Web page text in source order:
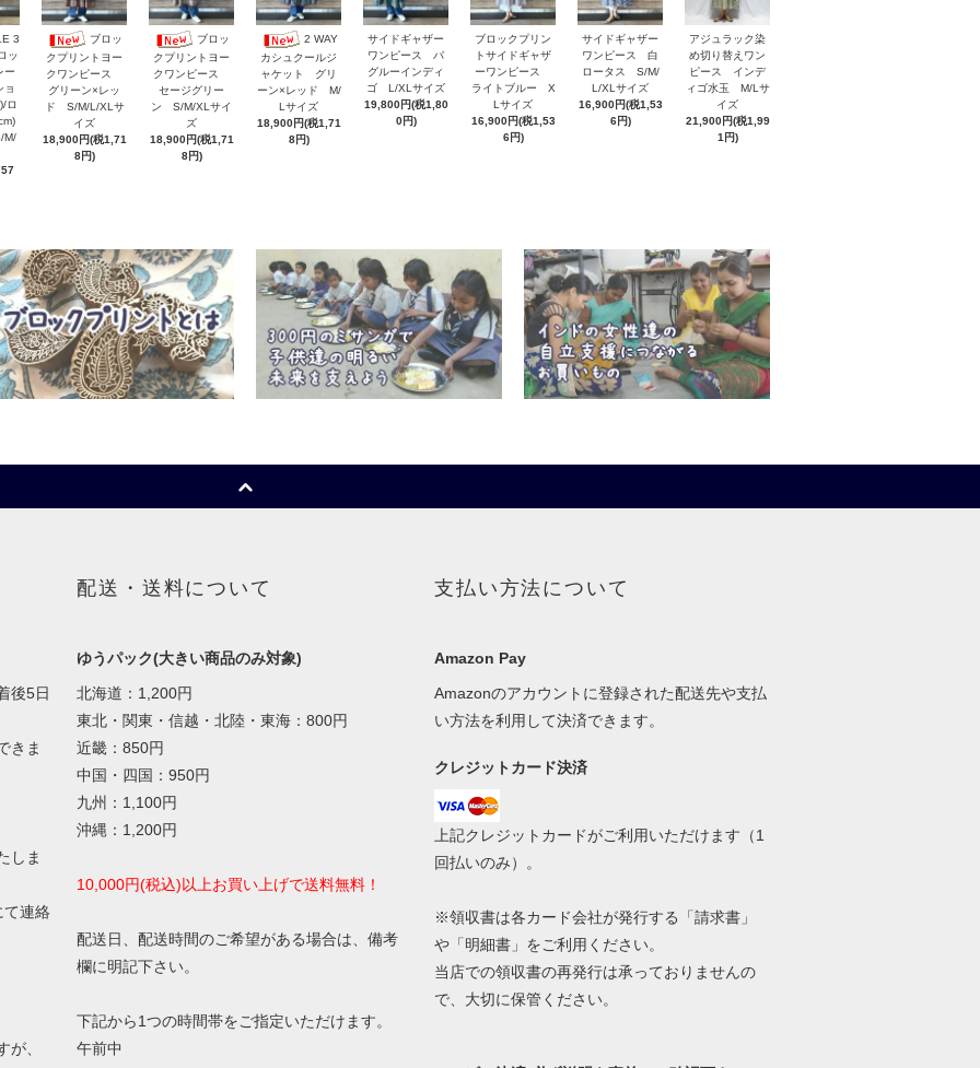
3
ッ
ー
ロ
ブロッ
クプリントヨー
クワンピース
グリーン×レッ
ド S/M/L/XLサ
イズ
18,900円(税1,71
8円)
ブロッ
クプリントヨー
クワンピース
セージグリー
ン S/M/XLサイ
ズ
18,900円(税1,71
8円)
2 WAY
カシュクールジ
ャケット グリ
ーン×レッド M/
Lサイズ
18,900円(税1,71
8円)
サイドギャザー
ワンピース バ
グルーインディ
ゴ L/XLサイズ
19,800円(税1,80
0円)
ブロックプリン
トサイドギャザ
ーワンピース
ライトブルー X
Lサイズ
16,900円(税1,53
6円)
サイドギャザー
ワンピース 白
ロータス S/M/
L/XLサイズ
16,900円(税1,53
6円)
アジュラック染
め切り替えワン
ピース インデ
ィゴ水玉 M/Lサ
イズ
21,900円(税1,99
1円)
後5日
きま
しま
て連絡
、
配送・送料について
ゆうパック(大きい商品のみ対象)
北海道：1,200円
東北・関東・信越・北陸・東海：800円
近畿：850円
中国・四国：950円
九州：1,100円
沖縄：1,200円
10,000円(税込)以上お買い上げで送料無料！
配送日、配送時間のご希望がある場合は、備考
欄に明記下さい。
下記から1つの時間帯をご指定いただけます。
午前中
支払い方法について
Amazon Pay
Amazonのアカウントに登録された配送先や支払
い方法を利用して決済できます。
クレジットカード決済
上記クレジットカードがご利用いただけます（1
回払いのみ）。
※領収書は各カード会社が発行する「請求書」
や「明細書」をご利用ください。
当店での領収書の再発行は承っておりませんの
で、大切に保管ください。